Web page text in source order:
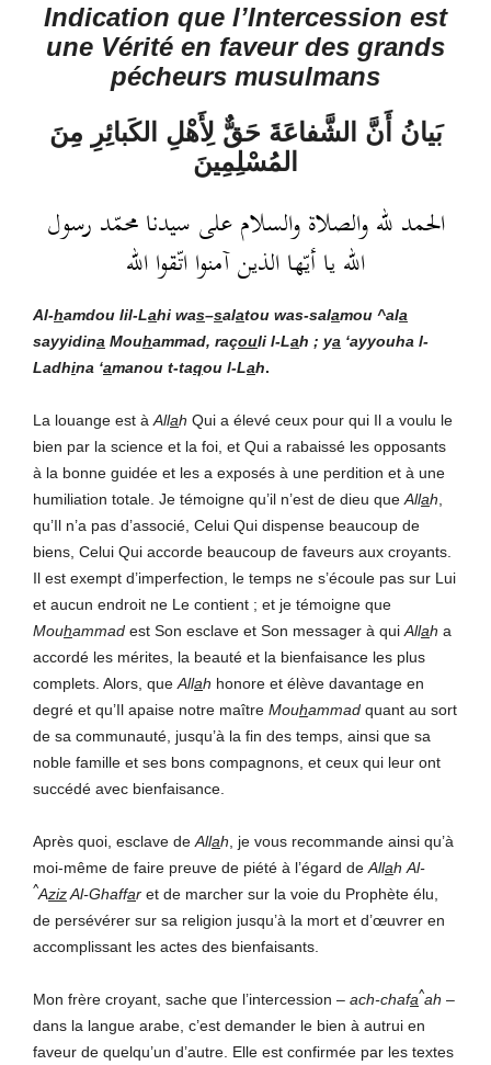
Indication que l’Intercession est
une Vérité en faveur des grands
pécheurs musulmans
بَيانُ أَنَّ الشَّفاعَةَ حَقٌّ لِأَهْلِ الكَبائِرِ مِنَ
المُسْلِمِينَ
الحمد لله والصلاة والسلام على سيدنا محمّد رسول
الله يا أيّها الذين آمنوا اتّقوا الله
Al-hamdou lil-Lahi was–salatou was-salamou ^ala
sayyidina Mouhammad, raçouli l-Lah ; ya ‘ayyouha l-
Ladhina ‘amanou t-taqou l-Lah.
La louange est à Allah Qui a élevé ceux pour qui Il a voulu le
bien par la science et la foi, et Qui a rabaissé les opposants
à la bonne guidée et les a exposés à une perdition et à une
humiliation totale. Je témoigne qu’il n’est de dieu que Allah
qu’Il n’a pas d’associé, Celui Qui dispense beaucoup de
biens, Celui Qui accorde beaucoup de faveurs aux croyants.
Il est exempt d’imperfection, le temps ne s’écoule pas sur Lui
et aucun endroit ne Le contient ; et je témoigne que
Mouhammad est Son esclave et Son messager à qui Allah a
accordé les mérites, la beauté et la bienfaisance les plus
complets. Alors, que Allah honore et élève davantage en
degré et qu’Il apaise notre maître Mouhammad quant au sort
de sa communauté, jusqu’à la fin des temps, ainsi que sa
noble famille et ses bons compagnons, et ceux qui leur ont
succédé avec bienfaisance.
Après quoi, esclave de Allah , je vous recommande ainsi qu’à
moi-même de faire preuve de piété à l’égard de Allah Al-
^AzizAl-Ghaffar et de marcher sur la voie du Prophète élu,
de persévérer sur sa religion jusqu’à la mort et d’œuvrer en
accomplissant les actes des bienfaisants.
Mon frère croyant, sache que l’intercession – ach-chafa^ah –
dans la langue arabe, c’est demander le bien à autrui en
faveur de quelqu’un d’autre. Elle est confirmée par les textes